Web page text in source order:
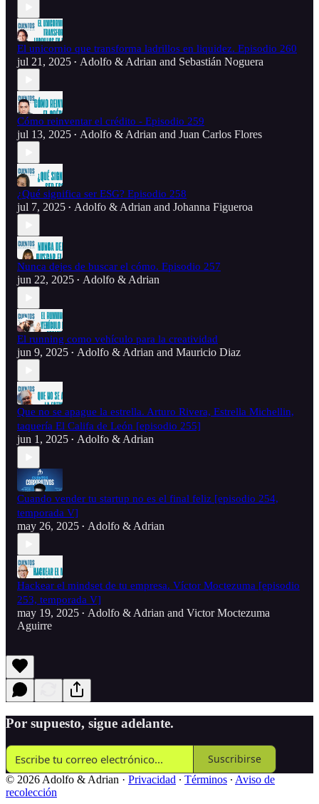
El unicornio que transforma ladrillos en liquidez. Episodio 260
jul 21, 2025 • Adolfo & Adrian and Sebastián Noguera
Cómo reinventar el crédito - Episodio 259
jul 13, 2025 • Adolfo & Adrian and Juan Carlos Flores
¿Qué significa ser ESG? Episodio 258
jul 7, 2025 • Adolfo & Adrian and Johanna Figueroa
Nunca dejes de buscar el cómo. Episodio 257
jun 22, 2025 • Adolfo & Adrian
El running como vehículo para la creatividad
jun 9, 2025 • Adolfo & Adrian and Mauricio Diaz
Que no se apague la estrella. Arturo Rivera, Estrella Michellin,
taquería El Califa de León [episodio 255]
jun 1, 2025 • Adolfo & Adrian
Cuando vender tu startup no es el final feliz [episodio 254,
temporada V]
may 26, 2025 • Adolfo & Adrian
Hackear el mindset de tu empresa. Víctor Moctezuma [episodio
253, temporada V]
may 19, 2025 • Adolfo & Adrian and Victor Moctezuma
Aguirre
Por supuesto, sigue adelante.
Suscribirse
© 2026 Adolfo & Adrian · Privacidad ∙ Términos ∙ Aviso de
recolección